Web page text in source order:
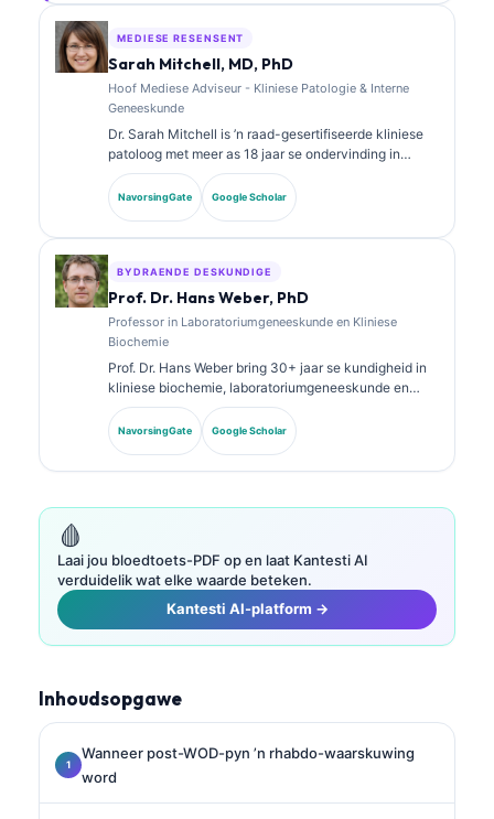
laboratoriumgeneeskunde-onderwerpe.
MEDIESE RESENSENT
Sarah Mitchell, MD, PhD
Hoof Mediese Adviseur - Kliniese Patologie & Interne
Geneeskunde
Dr. Sarah Mitchell is ’n raad-gesertifiseerde kliniese
patoloog met meer as 18 jaar se ondervinding in
laboratoriumgeneeskunde en diagnostiese analise.
Sy het spesialissertifisering in kliniese chemie en het
uitgebreid gepubliseer oor biomerkerpanele en
NavorsingGate Google Scholar
BYDRAENDE DESKUNDIGE
Prof. Dr. Hans Weber, PhD
Professor in Laboratoriumgeneeskunde en Kliniese
Biochemie
Prof. Dr. Hans Weber bring 30+ jaar se kundigheid in
kliniese biochemie, laboratoriumgeneeskunde en
biomarker-navorsing. Voormalige President van die
Duitse Vereniging vir Kliniese Chemie, spesialiseer hy
in diagnostiese paneelanalise, biomarker-
NavorsingGate Google Scholar
🩸
Laai jou bloedtoets-PDF op en laat Kantesti AI
verduidelik wat elke waarde beteken.
Kantesti AI-platform →
Inhoudsopgawe
Wanneer post-WOD-pyn ’n rhabdo-waarskuwing
word